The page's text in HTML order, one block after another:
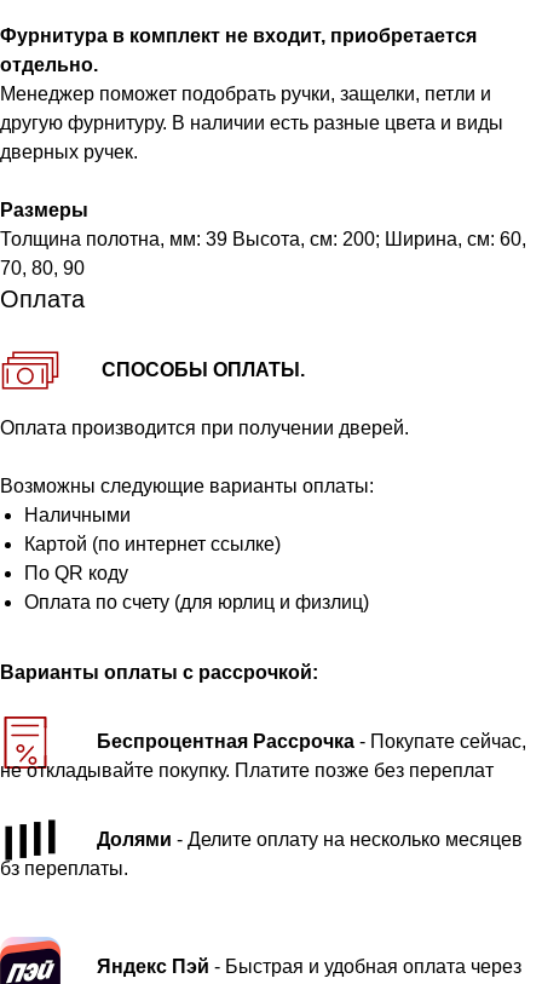
Фурнитура в комплект не входит, приобретается
отдельно.
Менеджер поможет подобрать ручки, защелки, петли и
другую фурнитуру. В наличии есть разные цвета и виды
дверных ручек.
Размеры
Толщина полотна, мм: 39 Высота, см: 200; Ширина, см: 60,
70, 80, 90
Оплата
СПОСОБЫ ОПЛАТЫ.
Оплата производится при получении дверей.
Возможны следующие варианты оплаты:
Наличными
Картой (по интернет ссылке)
По QR коду
Оплата по счету (для юрлиц и физлиц)
Варианты оплаты с рассрочкой:
Беспроцентная Рассрочка - Покупате сейчас,
не откладывайте покупку. Платите позже без переплат
Долями - Делите оплату на несколько месяцев
бз переплаты.
Яндекс Пэй - Быстрая и удобная оплата через